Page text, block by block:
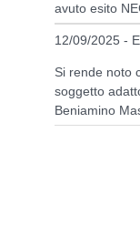
avuto esito
12/09/2025 -
Si rende noto
soggetto
Beniamino